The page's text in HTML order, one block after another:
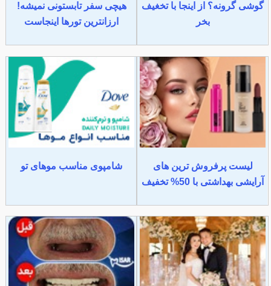
گوشی گرونه؟ از اینجا با تخغیف
بخر
هیچی سفر تابستونی نمیشه!
ارزانترین تورها اینجاست
لیست پرفروش ترین های
آرایشی بهداشتی با 50% تخفیف
شامپوی مناسب موهای تو